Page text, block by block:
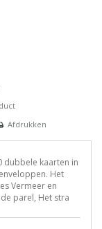
Afdrukken
dubbele kaarten in
Het
Vermeer en
parel, Het stra